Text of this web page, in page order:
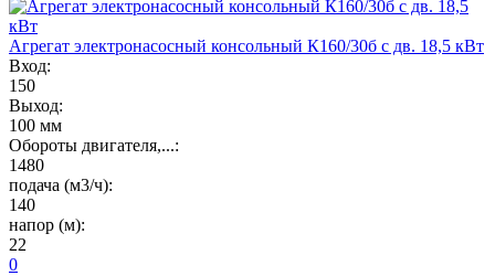
Агрегат электронасосный консольный К160/30б с дв. 18,5 кВт
Вход:
150
Выход:
100 мм
Обороты двигателя,...:
1480
подача (м3/ч):
140
напор (м):
22
0